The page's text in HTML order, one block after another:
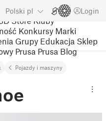
Polski pl Login
Store Kluby
Konkursy Marki
Grupy Edukacja Sklep
Prusa Prusa Blog
Pojazdy i maszyny